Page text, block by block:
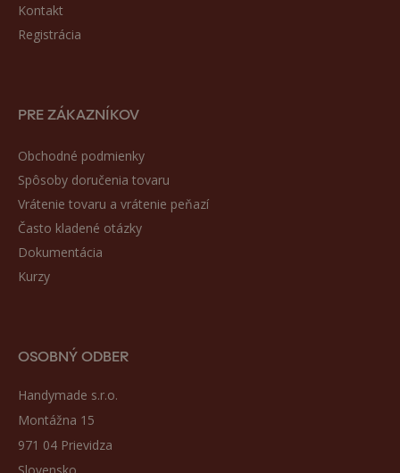
Kontakt
Registrácia
PRE ZÁKAZNÍKOV
Obchodné podmienky
Spôsoby doručenia tovaru
Vrátenie tovaru a vrátenie peňazí
Často kladené otázky
Dokumentácia
Kurzy
OSOBNÝ ODBER
Handymade s.r.o.
Montážna 15
971 04 Prievidza